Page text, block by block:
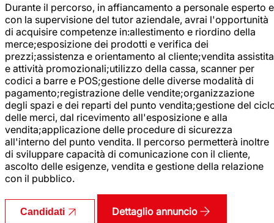
Durante il percorso, in affiancamento a personale esperto e
con la supervisione del tutor aziendale, avrai l'opportunità
di acquisire competenze in:allestimento e riordino della
merce;esposizione dei prodotti e verifica dei
prezzi;assistenza e orientamento al cliente;vendita assistita
e attività promozionali;utilizzo della cassa, scanner per
codici a barre e POS;gestione delle diverse modalità di
pagamento;registrazione delle vendite;organizzazione
degli spazi e dei reparti del punto vendita;gestione del
delle merci, dal ricevimento all'esposizione e alla
vendita;applicazione delle procedure di sicurezza
all'interno del punto vendita. Il percorso permetterà inoltre
di sviluppare capacità di comunicazione con il cliente,
ascolto delle esigenze, vendita e gestione della relazione
con il pubblico.
Candidati Dettaglio annuncio